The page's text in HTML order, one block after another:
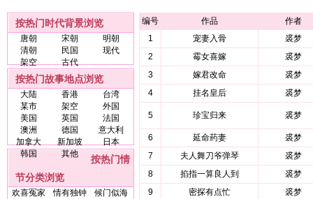
按热门时代背景浏览
唐朝 宋朝
明朝
清朝
民国
现代
架空
古代
按热门故事地点浏览
大陆 香港
台湾
某市
架空
外国
美国
英国
法国
澳洲
德国
意大利
加拿大
新加坡
日本
韩国
其他
按热门情
节分类浏览
欢喜冤家 情有独钟
候门似海
编号 作品
作者
1
宠妻入骨
裘梦
2
霉女喜嫁
裘梦
3
嫁君改命
裘梦
4
挂名皇后 裘梦
5 珍宝归来 裘梦
6 延命药妻
裘梦
7
夫人舞刀爷弹琴
裘梦
8
掐指一算良人到
裘梦
9
密探有点忙
裘梦